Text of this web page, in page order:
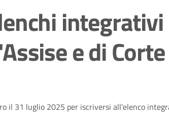
integrativi
e di
il 31 luglio 2025 per iscriversi all'elenco